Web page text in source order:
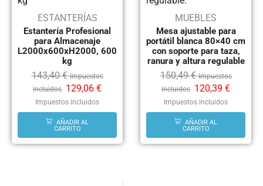
ESTANTERÍAS
Estantería Profesional
para Almacenaje
L2000x600xH2000, 600
kg
143,40€ Impuestos
incluidos 129,06 €
Impuestos incluidos
AÑADIR AL
CARRITO
MUEBLES
Mesa ajustable para
portátil blanca 80×40 cm
con soporte para taza,
ranura y altura regulable
150,49€ Impuestos
incluidos 120,39 €
Impuestos incluidos
AÑADIR AL
CARRITO